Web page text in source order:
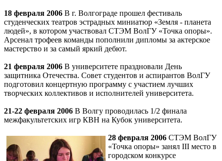
18 февраля 2006 В г. Волгограде прошел фестиваль
студенческих театров эстрадных миниатюр «Земля - планета
людей», в котором участвовал СТЭМ ВолГУ «Точка опоры».
Арсенал трофеев команды пополнили дипломы за актерское
мастерство и за самый яркий дебют.
21 февраля 2006 В университете праздновали День
защитника Отечества. Совет студентов и аспирантов ВолГУ
подготовил концертную программу с участием лучших
творческих коллективов и исполнителей университета.
21-22 февраля 2006 В Волгу проводилась 1/2 финала
межфакультетских игр КВН на Кубок университета.
28 февраля 2006 СТЭМ ВолГУ
«Точка опоры» занял III место в
городском конкурсе